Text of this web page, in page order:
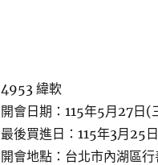
4953 緯軟
開會日期：115年5月27日(
最後買進日：115年3月25
開會地點：台北市內湖區